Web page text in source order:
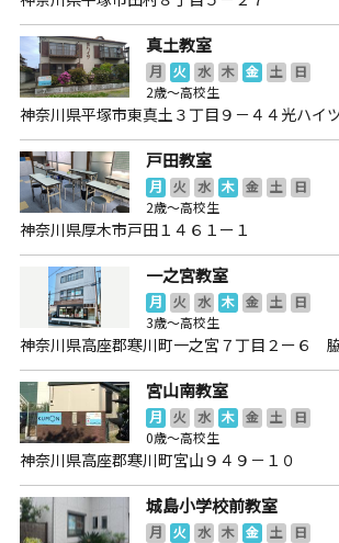
真土教室
月 火 水 木 金 土
日
2歳～高校生
神奈川県平塚市東真土３丁目９－４４光ハイ
戸田教室
月 火 水 木 金 土
日
2歳～高校生
神奈川県厚木市戸田１４６１ー１
一之宮教室
月 火 水 木 金 土
日
3歳～高校生
神奈川県高座郡寒川町一之宮７丁目２ー６
宮山南教室
月 火 水 木 金 土
日
0歳～高校生
神奈川県高座郡寒川町宮山９４９－１０
城島小学校前教室
月 火 水 木 金 土
日